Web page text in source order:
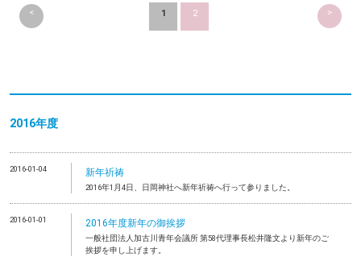
< 1 2 >
2016年度
2016-01-04 新年祈祷
2016年1月4日、日岡神社へ新年祈祷へ行って参りました。
2016-01-01 2016年度新年の御挨拶
一般社団法人加古川青年会議所 第58代理事長松井隆文より新年のご
挨拶を申し上げます。